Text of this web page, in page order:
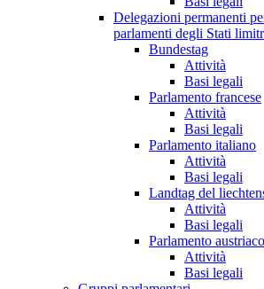
Delegazioni permanenti
parlamenti degli Stati
Bundestag
Attività
Basi legali
Parlamento francese
Attività
Basi legali
Parlamento italiano
Attività
Basi legali
Landtag del
Attività
Basi legali
Parlamento austriaco
Attività
Basi legali